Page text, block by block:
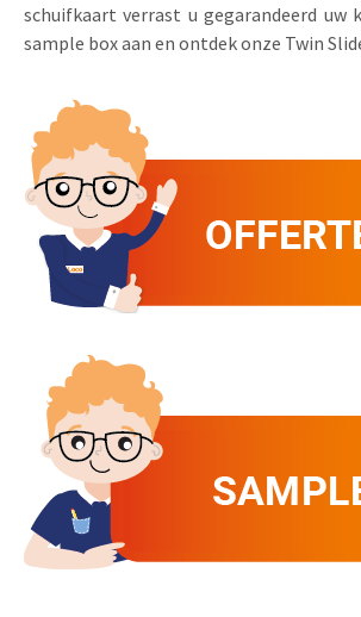
schuifkaart verrast u gegarandeerd uw
sample box aan en ontdek onze Twin
Andere opvallende mailings
Horeca Marketing